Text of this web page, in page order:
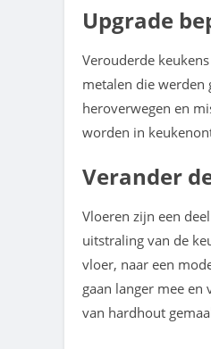
Upgrade
Verouderde
metalen die werden
heroverwegen en
worden in
Verander
Vloeren zijn een
uitstraling van de
vloer, naar een
gaan langer mee en
van hardhout